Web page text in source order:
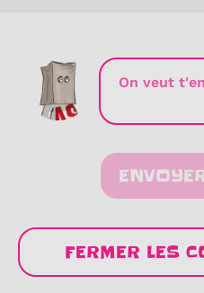
FERMER LES